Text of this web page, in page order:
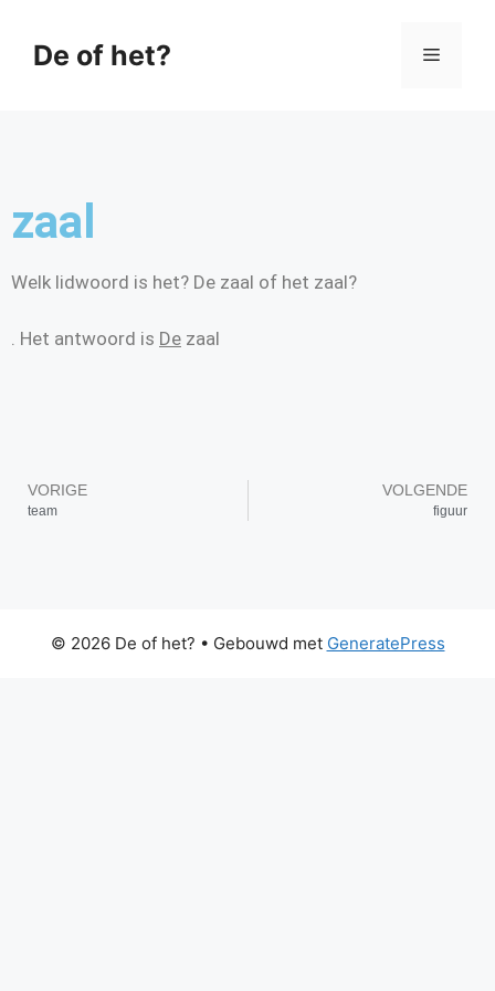
De of het?
zaal
Welk lidwoord is het? De zaal of het zaal?
. Het antwoord is De zaal
VORIGE
team
VOLGENDE
figuur
© 2026 De of het? • Gebouwd met GeneratePress